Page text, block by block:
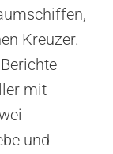
Kreuzer.
mit
und